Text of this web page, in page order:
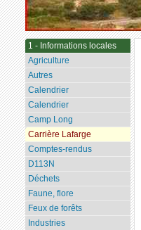
1 - Informations locales
Agriculture
Autres
Calendrier
Calendrier
Camp Long
Carrière Lafarge
Comptes-rendus
D113N
Déchets
Faune, flore
Feux de forêts
Industries